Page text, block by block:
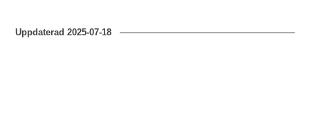
den 12 Maji 1802.
Uppdaterad2025-07-18